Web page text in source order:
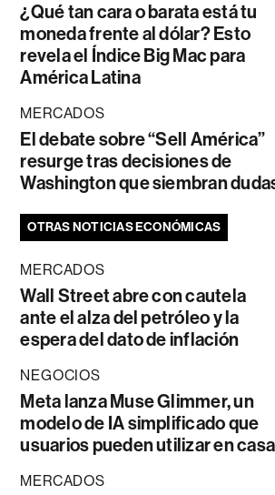
¿Qué tan cara o barata está tu
moneda frente al dólar? Esto
revela el Índice Big Mac para
América Latina
MERCADOS
El debate sobre “Sell América”
resurge tras decisiones de
Washington que siembran
OTRAS NOTICIAS ECONÓMICAS
MERCADOS
Wall Street abre con cautela
ante el alza del petróleo y la
espera del dato de inflación
NEGOCIOS
Meta lanza Muse Glimmer, un
modelo de IA simplificado que
usuarios pueden utilizar en casa
MERCADOS